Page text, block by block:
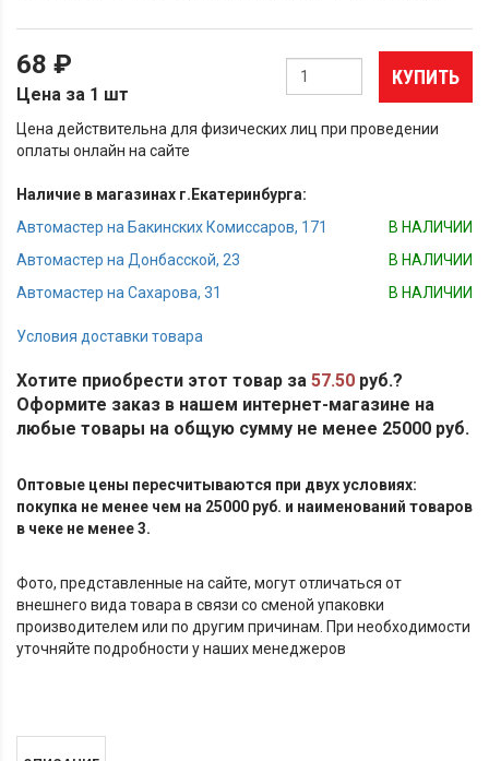
68 ₽
Цена за 1 шт
КУПИТЬ
Цена действительна для физических лиц при проведении
оплаты онлайн на сайте
Наличие в магазинах г.Екатеринбурга:
Автомастер на Бакинских Комиссаров, 171
В НАЛИЧИИ
Автомастер на Донбасской, 23
В НАЛИЧИИ
Автомастер на Сахарова, 31
В НАЛИЧИИ
Условия доставки товара
Хотите приобрести этот товар за 57.50 руб.?
Оформите заказ в нашем интернет-магазине на
любые товары на общую сумму не менее 25000 руб.
Оптовые цены пересчитываются при двух условиях:
покупка не менее чем на 25000 руб. и наименований товаров
в чеке не менее 3.
Фото, представленные на сайте, могут отличаться от
внешнего вида товара в связи со сменой упаковки
производителем или по другим причинам. При необходимости
уточняйте подробности у наших менеджеров